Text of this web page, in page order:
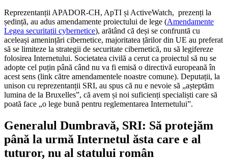
Reprezentanții APADOR-CH, ApTI și ActiveWatch, prezenți la
ședință, au adus amendamente proiectului de lege (Amendamente
Legea securitatii cybernetice), arătând că deși se confruntă cu
aceleași amenințări cibernetice, majoritatea țărilor din UE au preferat
să se limiteze la strategii de securitate cibernetică, nu să legifereze
folosirea Internetului. Societatea civilă a cerut ca proiectul să nu se
adopte cel puțin până când nu va fi emisă o directivă europeană în
acest sens (link către amendamentele noastre comune). Deputații, la
unison cu reprezentanții SRI, au spus că nu e nevoie să „așteptăm
lumina de la Bruxelles”, că avem și noi suficienți specialiști care să
poată face „o lege bună pentru reglementarea Internetului”.
Generalul Dumbravă, SRI: Să protejăm
până la urmă Internetul ăsta care e al
tuturor, nu al statului român